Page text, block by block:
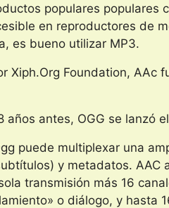
populares populares
en reproductores de
es bueno utilizar MP3.
Xiph.Org Foundation,
años antes, OGG se lanzó
puede multiplexar una
y metadatos.
transmisión más 16
o diálogo, y hasta